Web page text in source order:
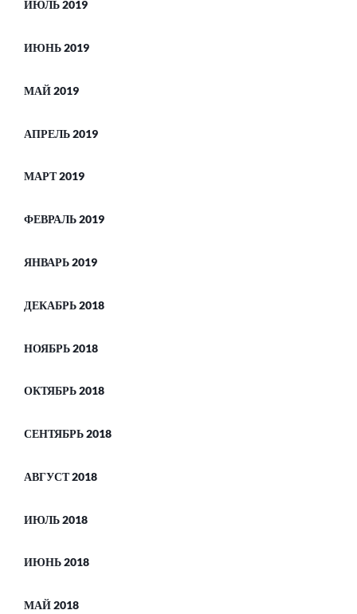
ИЮЛЬ 2019
ИЮНЬ 2019
МАЙ 2019
АПРЕЛЬ 2019
МАРТ 2019
ФЕВРАЛЬ 2019
ЯНВАРЬ 2019
ДЕКАБРЬ 2018
НОЯБРЬ 2018
ОКТЯБРЬ 2018
СЕНТЯБРЬ 2018
АВГУСТ 2018
ИЮЛЬ 2018
ИЮНЬ 2018
МАЙ 2018